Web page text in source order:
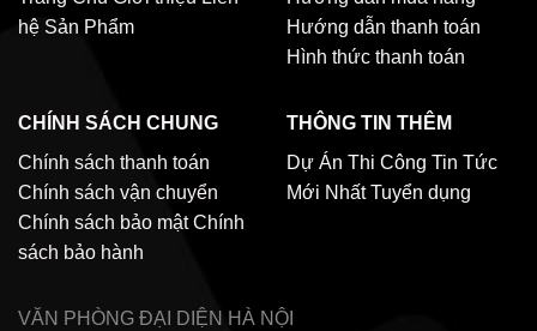
hệ Sản Phẩm
Hướng dẫn thanh toán
Hình thức thanh toán
CHÍNH SÁCH CHUNG
Chính sách thanh toán
Chính sách vận chuyển
Chính sách bảo mật Chính
sách bảo hành
THÔNG TIN THÊM
Dự Án Thi Công Tin Tức
Mới Nhất Tuyển dụng
VĂN PHÒNG ĐẠI DIỆN HÀ NỘI